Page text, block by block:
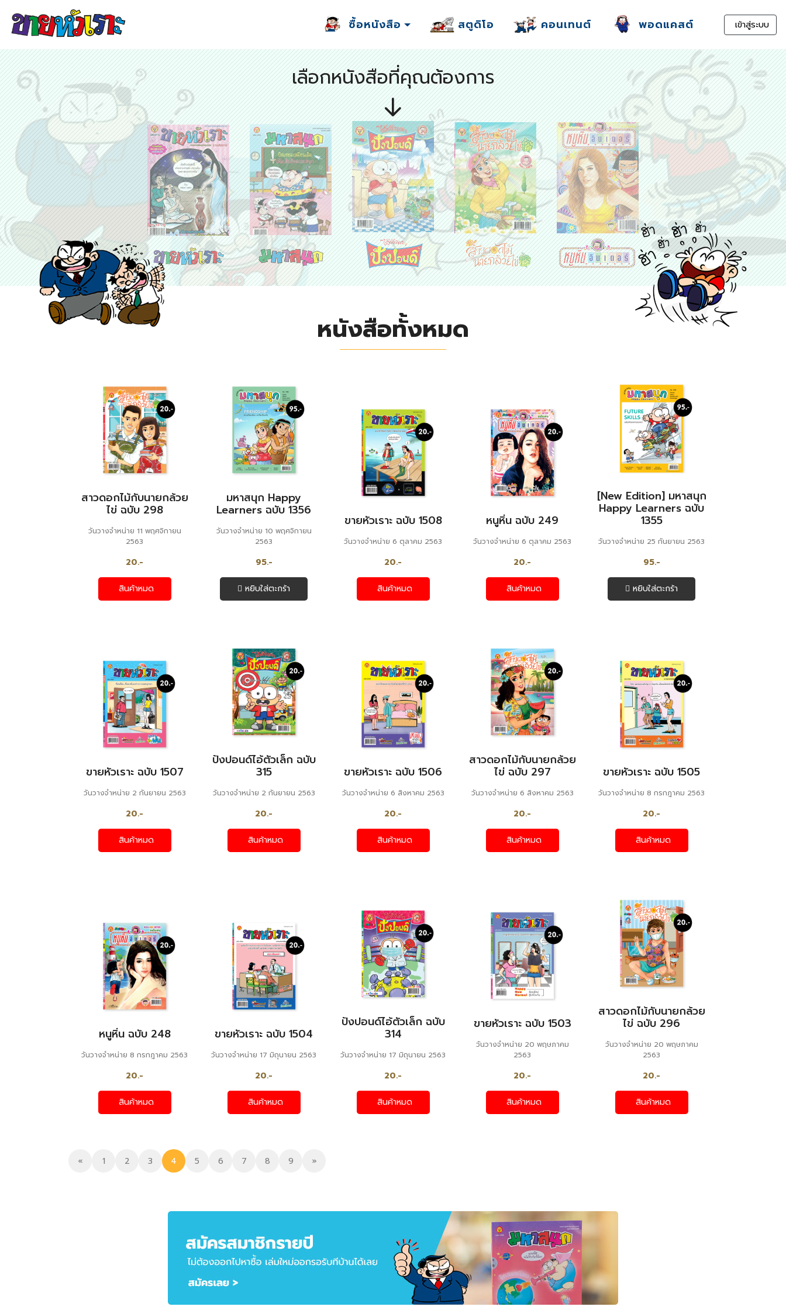
ซื้อหนังสือ สตูดิโอ คอนเทนต์ พอดแคสต์ เข้าสู่ระบบ
เลือกหนังสือที่คุณต้องการ
หนังสือทั้งหมด
สาวดอกไม้กับนายกล้วย
ไข่ ฉบับ 298
วันวางจำหน่าย 11 พฤศจิกายน
2563
20.-
สินค้าหมด
มหาสนุก Happy
Learners ฉบับ 1356
วันวางจำหน่าย 10 พฤศจิกายน
2563
95.-
หยิบใส่ตะกร้า
ขายหัวเราะ ฉบับ 1508
วันวางจำหน่าย 6 ตุลาคม 2563
20.-
สินค้าหมด
หนูหิ่น ฉบับ 249
วันวางจำหน่าย 6 ตุลาคม 2563
20.-
สินค้าหมด
[New Edition] มหาสนุก
Happy Learners ฉบับ
1355
วันวางจำหน่าย 25 กันยายน 2563
95.-
หยิบใส่ตะกร้า
ขายหัวเราะ ฉบับ 1507
วันวางจำหน่าย 2 กันยายน 2563
20.-
สินค้าหมด
ปังปอนด์ไอ้ตัวเล็ก ฉบับ
315
วันวางจำหน่าย 2 กันยายน 2563
20.-
สินค้าหมด
ขายหัวเราะ ฉบับ 1506
วันวางจำหน่าย 6 สิงหาคม 2563
20.-
สินค้าหมด
สาวดอกไม้กับนายกล้วย
ไข่ ฉบับ 297
วันวางจำหน่าย 6 สิงหาคม 2563
20.-
สินค้าหมด
ขายหัวเราะ ฉบับ 1505
วันวางจำหน่าย 8 กรกฎาคม 2563
20.-
สินค้าหมด
หนูหิ่น ฉบับ 248
วันวางจำหน่าย 8 กรกฎาคม 2563
20.-
สินค้าหมด
ขายหัวเราะ ฉบับ 1504
วันวางจำหน่าย 17 มิถุนายน 2563
20.-
สินค้าหมด
ปังปอนด์ไอ้ตัวเล็ก ฉบับ
314
วันวางจำหน่าย 17 มิถุนายน 2563
20.-
สินค้าหมด
ขายหัวเราะ ฉบับ 1503
วันวางจำหน่าย 20 พฤษภาคม
2563
20.-
สินค้าหมด
สาวดอกไม้กับนายกล้วย
ไข่ ฉบับ 296
วันวางจำหน่าย 20 พฤษภาคม
2563
20.-
สินค้าหมด
« 1 2 3 4 5 6 7 8 9 »